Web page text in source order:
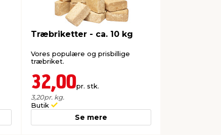
Træbriketter - ca. 10 kg
Vores populære og prisbillige
træbriket.
32,00pr. stk.
3,20pr. kg.
Butik
Se mere